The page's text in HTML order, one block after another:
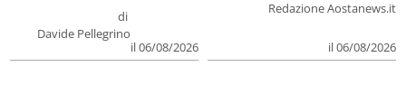
di
Davide Pellegrino
il 06/08/2026
Redazione Aostanews.it
il 06/08/2026